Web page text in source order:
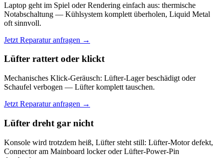
Laptop geht im Spiel oder Rendering einfach aus: thermische
Notabschaltung — Kühlsystem komplett überholen, Liquid Metal
oft sinnvoll.
Jetzt Reparatur anfragen →
Lüfter rattert oder klickt
Mechanisches Klick-Geräusch: Lüfter-Lager beschädigt oder
Schaufel verbogen — Lüfter komplett tauschen.
Jetzt Reparatur anfragen →
Lüfter dreht gar nicht
Konsole wird trotzdem heiß, Lüfter steht still: Lüfter-Motor defekt,
Connector am Mainboard locker oder Lüfter-Power-Pin